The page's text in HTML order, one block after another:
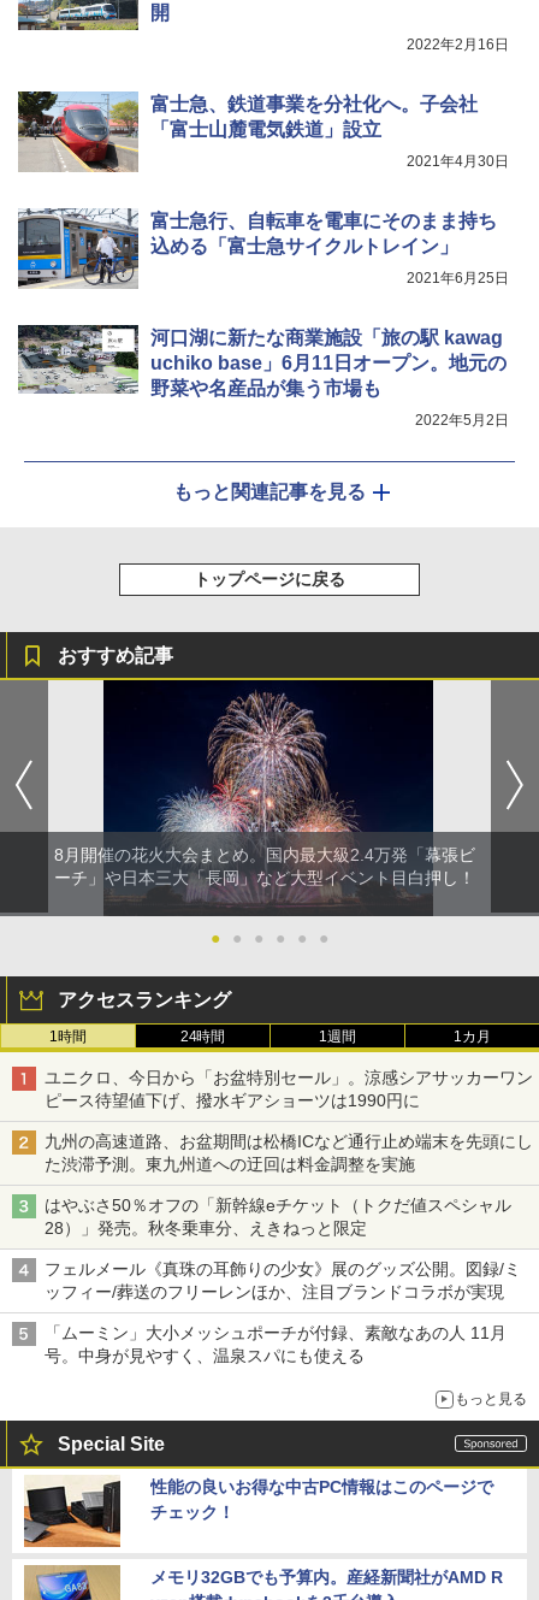
ゴムボート 空気入れ 空気抜き 自動停止 過熱
￥7,884
開
2022年2月16日
富士急、鉄道事業を分社化へ。子会社
「富士山麓電気鉄道」設立
2021年4月30日
富士急行、自転車を電車にそのまま持ち
込める「富士急サイクルトレイン」
2021年6月25日
河口湖に新たな商業施設「旅の駅 kawag
uchiko base」6月11日オープン。地元の
野菜や名産品が集う市場も
2022年5月2日
もっと関連記事を見る
トップページに戻る
おすすめ記事
8月開催の花火大会まとめ。国内最大級2.4万発「幕張ビ
ーチ」や日本三大「長岡」など大型イベント目白押し！
● ● ● ● ● ●
アクセスランキング
1時間 24時間 1週間 1カ月
ユニクロ、今日から「お盆特別セール」。涼感シアサッカーワン
ピース待望値下げ、撥水ギアショーツは1990円に
九州の高速道路、お盆期間は松橋ICなど通行止め端末を先頭にし
た渋滞予測。東九州道への迂回は料金調整を実施
はやぶさ50％オフの「新幹線eチケット（トクだ値スペシャル
28）」発売。秋冬乗車分、えきねっと限定
フェルメール《真珠の耳飾りの少女》展のグッズ公開。図録/ミ
ッフィー/葬送のフリーレンほか、注目ブランドコラボが実現
「ムーミン」大小メッシュポーチが付録、素敵なあの人 11月
号。中身が見やすく、温泉スパにも使える
もっと見る
Special Site
性能の良いお得な中古PC情報はこのページで
チェック！
メモリ32GBでも予算内。産経新聞社がAMD R